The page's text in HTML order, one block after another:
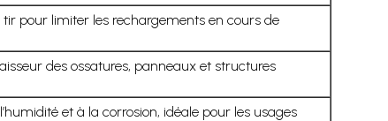
pour limiter les rechargements en cours de
des ossatures, panneaux et structures
et à la corrosion, idéale pour les usages